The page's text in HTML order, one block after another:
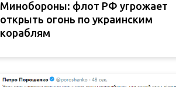
Минобороны: флот РФ угрожает
открыть огонь по украинским
кораблям